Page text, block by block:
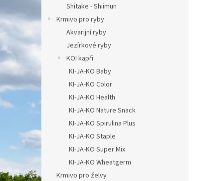
Shitake - Shiimun
Krmivo pro ryby
Akvarijní ryby
Jezírkové ryby
KOI kapři
KI-JA-KO Baby
KI-JA-KO Color
KI-JA-KO Health
KI-JA-KO Nature Snack
KI-JA-KO Spirulina Plus
KI-JA-KO Staple
KI-JA-KO Super Mix
KI-JA-KO Wheatgerm
Krmivo pro želvy